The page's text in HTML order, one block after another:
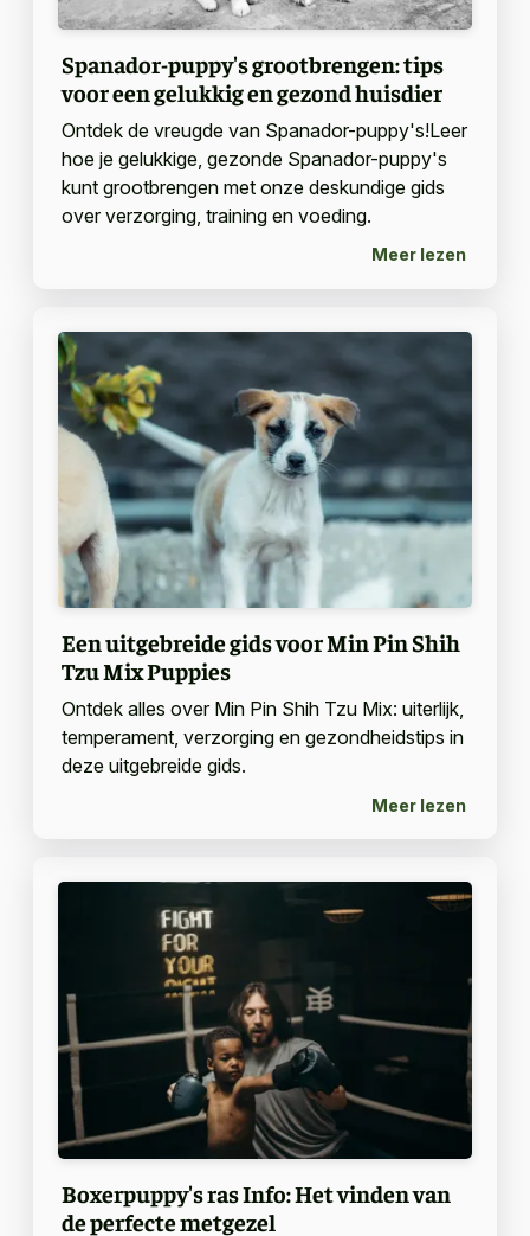
Spanador-puppy's grootbrengen: tips
voor een gelukkig en gezond huisdier
Ontdek de vreugde van Spanador-puppy's!Leer
hoe je gelukkige, gezonde Spanador-puppy's
kunt grootbrengen met onze deskundige gids
over verzorging, training en voeding.
Meer lezen
Een uitgebreide gids voor Min Pin Shih
Tzu Mix Puppies
Ontdek alles over Min Pin Shih Tzu Mix: uiterlijk,
temperament, verzorging en gezondheidstips in
deze uitgebreide gids.
Meer lezen
Boxerpuppy's ras Info: Het vinden van
de perfecte metgezel